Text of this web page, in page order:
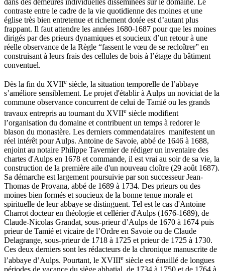
dans des demeures individuelles disséminées sur le domaine. Le
contraste entre le cadre de la vie quotidienne des moines et une
église très bien entretenue et richement dotée est d’autant plus
frappant. Il faut attendre les années 1680-1687 pour que les moines
dirigés par des prieurs dynamiques et soucieux d’un retour à une
réelle observance de la Règle “fassent le vœu de se recloîtrer” en
construisant à leurs frais des cellules de bois à l’étage du bâtiment
conventuel.
Dès la fin du XVIIe siècle, la situation temporelle de l’abbaye
s’améliore sensiblement. Le projet d'établir à Aulps un noviciat de la
commune observance concurrent de celui de Tamié ou les grands
travaux entrepris au tournant du XVIIe siècle modifient
l’organisation du domaine et contribuent un temps à redorer le
blason du monastère. Les derniers commendataires manifestent un
réel intérêt pour Aulps. Antoine de Savoie, abbé de 1646 à 1688,
enjoint au notaire Philippe Tavernier de rédiger un inventaire des
chartes d'Aulps en 1678 et commande, il est vrai au soir de sa vie, la
construction de la première aile d'un nouveau cloître (29 août 1687).
Sa démarche est largement poursuivie par son successeur Jean-
Thomas de Provana, abbé de 1689 à 1734. Des prieurs ou des
moines bien formés et soucieux de la bonne tenue morale et
spirituelle de leur abbaye se distinguent. Tel est le cas d'Antoine
Charrot docteur en théologie et cellérier d'Aulps (1676-1689), de
Claude-Nicolas Grandat, sous-prieur d’Aulps de 1670 à 1674 puis
prieur de Tamié et vicaire de l’Ordre en Savoie ou de Claude
Delagrange, sous-prieur de 1718 à 1725 et prieur de 1725 à 1730.
Ces deux derniers sont les rédacteurs de la chronique manuscrite de
l’abbaye d’Aulps. Pourtant, le XVIIIe siècle est émaillé de longues
périodes de vacance du siège abbatial, de 1734 à 1750 et de 1764 à